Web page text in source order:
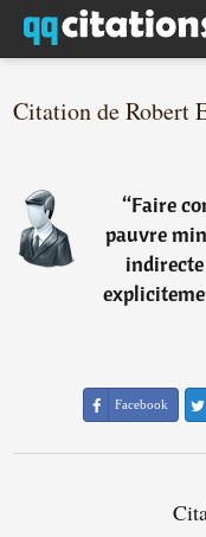
Citation de Robert
“Faire
pauvre
Facebook